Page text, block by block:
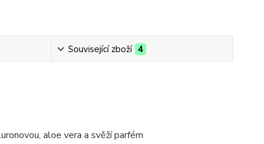
Související zboží 4
aloe vera a svěží parfém